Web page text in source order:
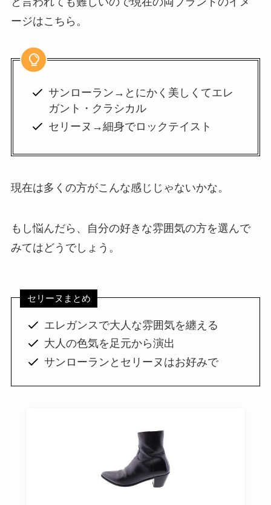
ージはこちら。
サンローラン→とにかく美しくてエレ
ガント・クラシカル
セリーヌ→細身でロックテイスト
現在は多くの方がこんな感じじゃないかな。
もし悩んだら、自分の好きな雰囲気の方を選んで
みてはどうでしょう。
セリーヌまとめ
エレガンスで大人な雰囲気を纏える
大人の色気を足元から演出
サンローランとセリーヌはお好みで